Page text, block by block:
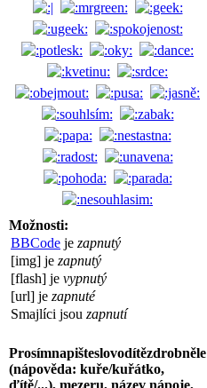
Možnosti:
BBCode je zapnutý
[img] je zapnutý
[flash] je vypnutý
[url] je zapnuté
Smajlíci jsou zapnutí
Prosímnapišteslovodítězdrobněle
(nápověda: kuře/kuřátko,
ďítě/...), mezeru, název nápoje,